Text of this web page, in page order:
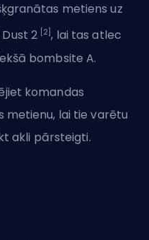
metiens uz
2 [2] , lai tas atlec
bombsite A.
komandas
metienu, lai tie varētu
akli pārsteigti.